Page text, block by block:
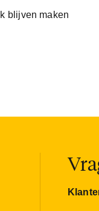
blijven maken